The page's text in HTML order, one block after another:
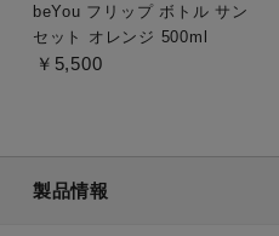
beYou フリップ ボトル サン
セット オレンジ 500ml
￥5,500
製品情報